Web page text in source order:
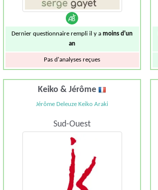
Dernier questionnaire rempli il y amoins d'un
an
Pas d'analyses reçues
Keiko & Jérôme
Jérôme Deleuze Keiko Araki
Sud-Ouest